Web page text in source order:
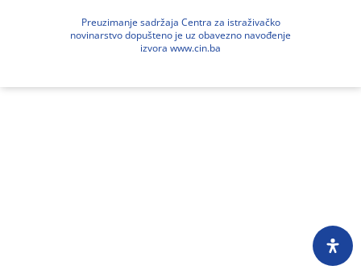
Preuzimanje sadržaja Centra za istraživačko
novinarstvo dopušteno je uz obavezno navođenje
izvora www.cin.ba